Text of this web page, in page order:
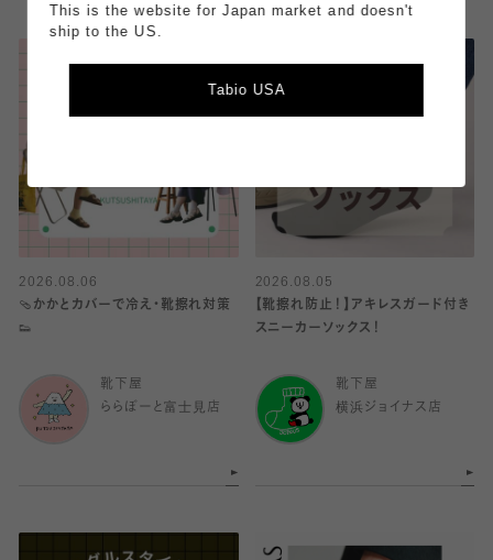
2026.08.06
🩴かかとカバーで冷え・靴擦れ対策
👟
靴下屋
ららぽーと富士見店
2026.08.05
【靴擦れ防止！】アキレスガード付き
スニーカーソックス！
靴下屋
横浜ジョイナス店
This is the website for Japan market and doesn't
ship to the US.
Tabio USA